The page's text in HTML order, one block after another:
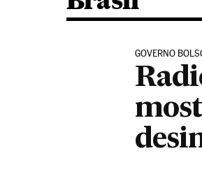
GOVERNO